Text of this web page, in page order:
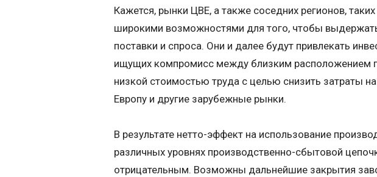
Кажется, рынки ЦВЕ, а также соседних регионов,
широкими возможностями для того, чтобы
поставки и спроса. Они и далее будут привлекать
ищущих компромисс между близким расположением
низкой стоимостью труда с целью снизить затраты
Европу и другие зарубежные рынки.
В результате нетто-эффект на использование
различных уровнях производственно-сбытовой
отрицательным. Возможны дальнейшие закрытия